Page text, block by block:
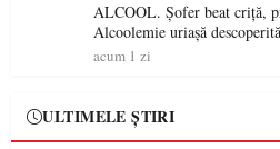
ALCOOL. Șofer beat criță,
Alcoolemie uriașă
acum 1 zi
ULTIMELE ȘTIRI